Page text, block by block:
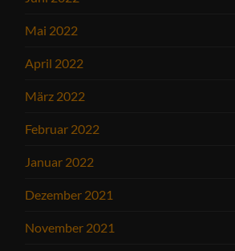
Mai 2022
April 2022
März 2022
Februar 2022
Januar 2022
Dezember 2021
November 2021